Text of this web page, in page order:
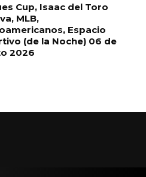
Cup, Isaac del Toro
MLB,
Espacio
(de la Noche) 06 de
2026